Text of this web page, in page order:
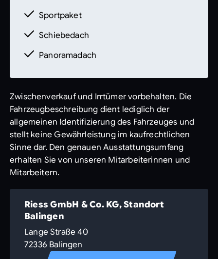
Sportpaket
Schiebedach
Panoramadach
Zwischenverkauf und Irrtümer vorbehalten. Die
Fahrzeugbeschreibung dient lediglich der
allgemeinen Identifizierung des Fahrzeuges und
stellt keine Gewährleistung im kaufrechtlichen
Sinne dar. Den genauen Ausstattungsumfang
erhalten Sie von unseren Mitarbeiterinnen und
Mitarbeitern.
Riess GmbH & Co. KG, Standort
Balingen
Lange Straße 40
72336 Balingen